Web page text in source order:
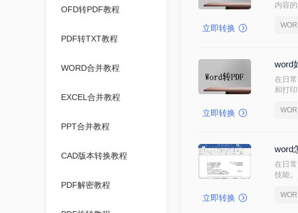
OFD转PDF教程
PDF转TXT教程
WORD合并教程
EXCEL合并教程
PPT合并教程
CAD版本转换教程
PDF解密教程
立即转换
内容
换成
立即转换
word
在日
和打
格式
立即转换
word
在日
技能
在转